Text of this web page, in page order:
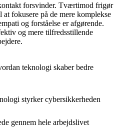
forsvinder. Tværtimod frigør
fokusere på de mere komplekse
og forståelse er afgørende.
og mere tilfredsstillende
teknologi skaber bedre
styrker cybersikkerheden
gennem hele arbejdslivet